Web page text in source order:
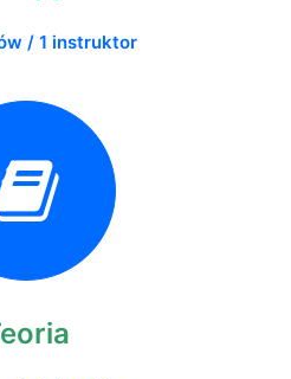
/ 1 instruktor